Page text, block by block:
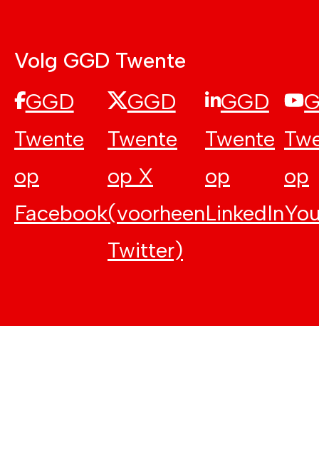
Volg GGD Twente
GGD
Twente
op
Facebook
GGD
Twente
op X
(voorheen
Twitter)
GGD
Twente
op
LinkedIn
op